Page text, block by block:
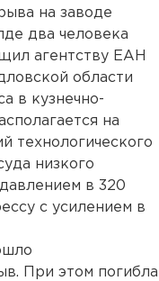
на заводе
два человека
агентству ЕАН
области
в кузнечно-
на
технологического
низкого
в 320
с усилением в
При этом погибла